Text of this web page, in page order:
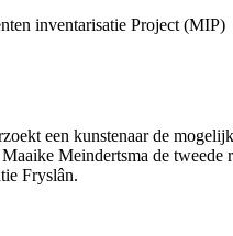
inventarisatie Project (MIP)
een kunstenaar de
Meindertsma de
Fryslân.